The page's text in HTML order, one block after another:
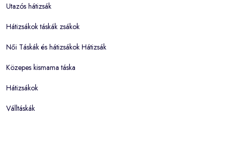
Utazós hátizsák
Hátizsákok táskák zsákok
Női Táskák és hátizsákok Hátizsák
Közepes kismama táska
Hátizsákok
Válltáskák